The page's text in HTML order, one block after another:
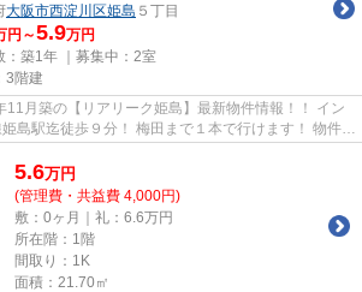
大阪市西淀川区姫島 ５丁目
円～5.9万円
：築1年 ｜募集中： 2室
3階建
11月築の【リアリーク姫島】最新物件情報！！ イン
島駅迄徒歩９分！ 梅田まで１本で行けます！ 物件の
5.6万円
(管理費・共益費 4,000円)
敷：0ヶ月｜礼：6.6万円
所在階：1階
間取り：1K
面積：21.70㎡